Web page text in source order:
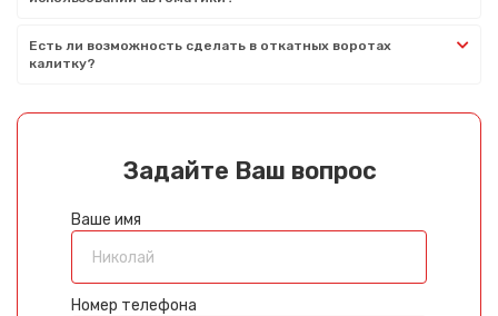
Есть ли возможность сделать в откатных воротах
калитку?
Задайте Ваш вопрос
Ваше имя
Номер телефона